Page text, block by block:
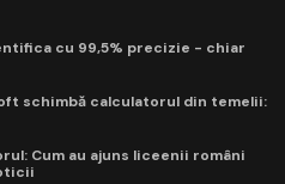
cu 99,5% precizie - chiar
schimbă calculatorul din temelii:
Cum au ajuns liceenii români